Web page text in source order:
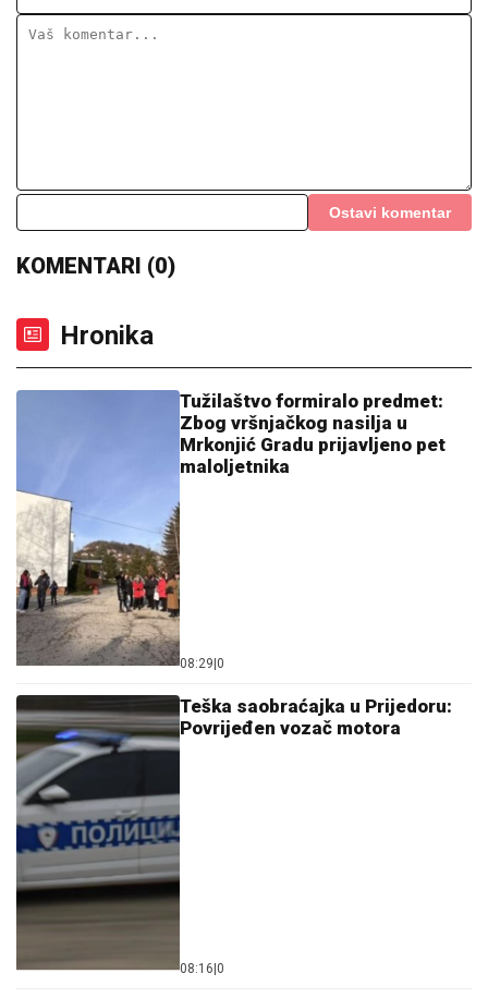
Ostavi komentar
KOMENTARI (0)
Hronika
Tužilaštvo formiralo predmet:
Zbog vršnjačkog nasilja u
Mrkonjić Gradu prijavljeno pet
maloljetnika
08:29|0
Teška saobraćajka u Prijedoru:
Povrijeđen vozač motora
08:16|0